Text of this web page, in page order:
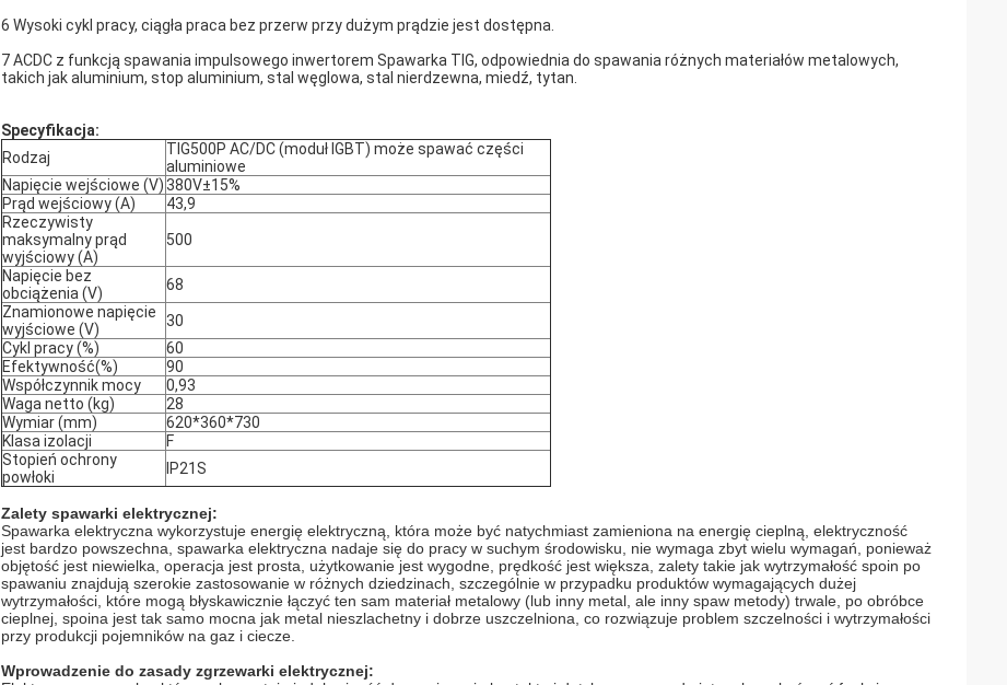
6 Wysoki cykl pracy, ciągła praca bez przerw przy dużym prądzie jest dostępna.
7 ACDC z funkcją spawania impulsowego inwertorem Spawarka TIG, odpowiednia do spawania różnych materiałów metalowych,
takich jak aluminium, stop aluminium, stal węglowa, stal nierdzewna, miedź, tytan.
Specyfikacja:
Rodzaj
TIG500P AC/DC (moduł IGBT) może spawać części
aluminiowe
Napięcie wejściowe (V)380V±15%
Prąd wejściowy (A)
43,9
Rzeczywisty
maksymalny prąd
wyjściowy (A)
500
Napięcie bez
obciążenia (V)
68
Znamionowe napięcie
wyjściowe (V)
30
Cykl pracy (%)
60
Efektywność(%)
90
Współczynnik mocy
0,93
Waga netto (kg)
28
Wymiar (mm)
620*360*730
Klasa izolacji
F
Stopień ochrony
powłoki
IP21S
Zalety spawarki elektrycznej:
Spawarka elektryczna wykorzystuje energię elektryczną, która może być natychmiast zamieniona na energię cieplną, elektryczność
jest bardzo powszechna, spawarka elektryczna nadaje się do pracy w suchym środowisku, nie wymaga zbyt wielu wymagań, ponieważ
objętość jest niewielka, operacja jest prosta, użytkowanie jest wygodne, prędkość jest większa, zalety takie jak wytrzymałość spoin po
spawaniu znajdują szerokie zastosowanie w różnych dziedzinach, szczególnie w przypadku produktów wymagających dużej
wytrzymałości, które mogą błyskawicznie łączyć ten sam materiał metalowy (lub inny metal, ale inny spaw metody) trwale, po obróbce
cieplnej, spoina jest tak samo mocna jak metal nieszlachetny i dobrze uszczelniona, co rozwiązuje problem szczelności i wytrzymałości
przy produkcji pojemników na gaz i ciecze.
Wprowadzenie do zasady zgrzewarki elektrycznej: